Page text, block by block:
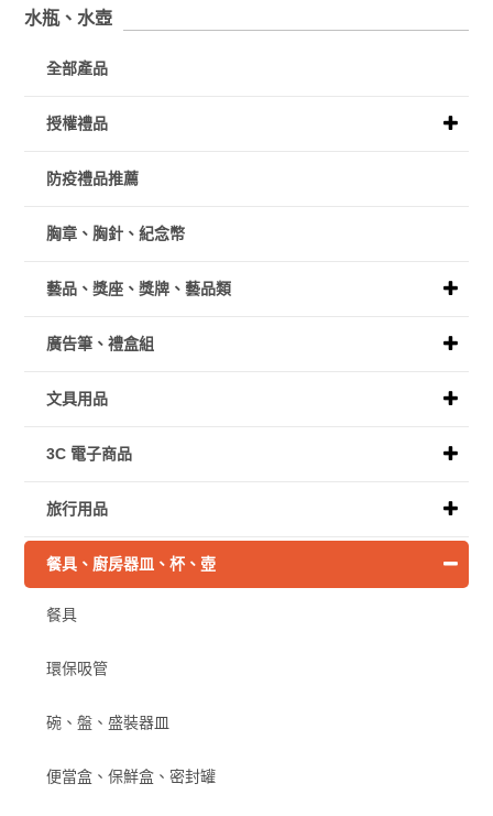
水瓶、水壺
全部產品
授權禮品
防疫禮品推薦
胸章、胸針、紀念幣
藝品、獎座、獎牌、藝品類
廣告筆、禮盒組
文具用品
3C 電子商品
旅行用品
餐具、廚房器皿、杯、壺
餐具
環保吸管
碗、盤、盛裝器皿
便當盒、保鮮盒、密封罐